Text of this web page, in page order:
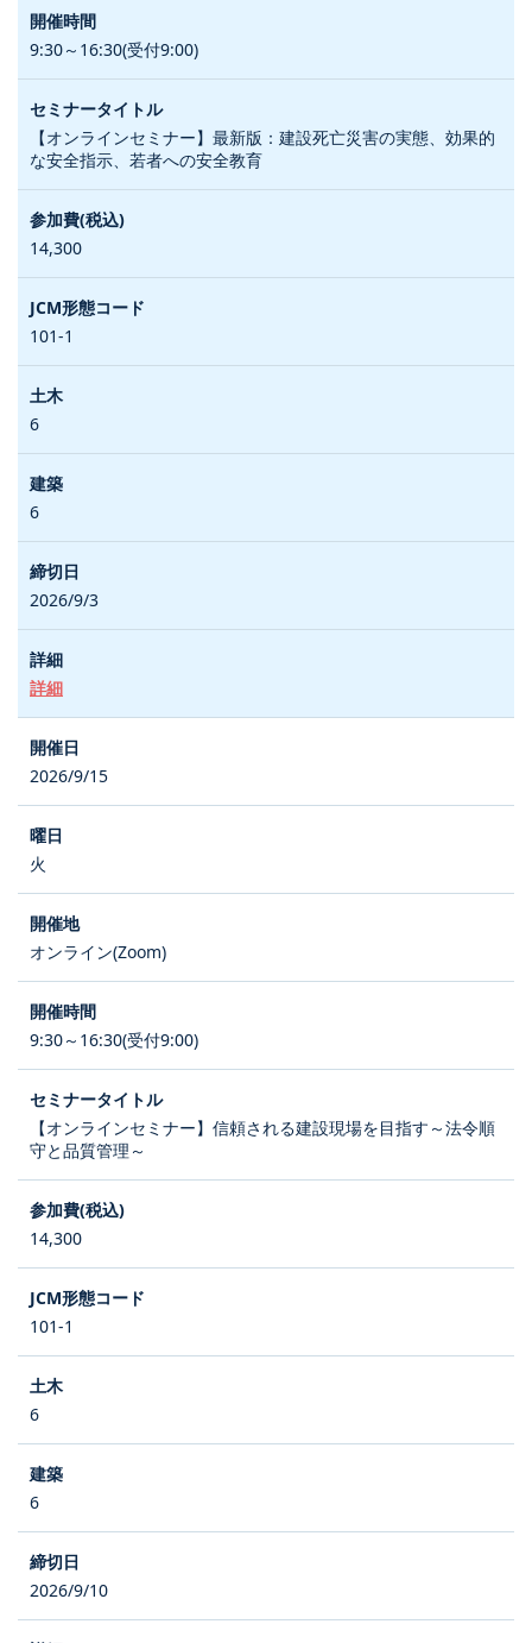
9:30～16:30(受付9:00)
【オンラインセミナー】最新版：建設死亡災害の実態、効果的
な安全指示、若者への安全教育
14,300
101-1
6
6
2026/9/3
詳細
2026/9/15
火
オンライン(Zoom)
9:30～16:30(受付9:00)
【オンラインセミナー】信頼される建設現場を目指す～法令順
守と品質管理～
14,300
101-1
6
6
2026/9/10